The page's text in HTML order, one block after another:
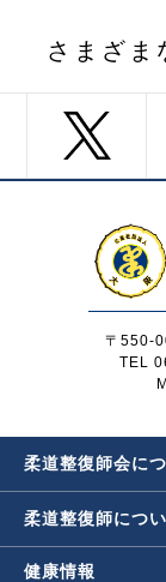
さまざま
〒550-
TEL
柔道整復師会に
柔道整復師につ
健康情報